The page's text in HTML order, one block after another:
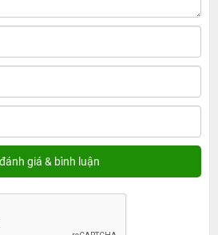
11 46mm LTE - Viền
Thao Size S/M | Chính
trọng, bền bỉ và đầy
Series 11 46mm LTE -
Thể Thao Size S/M | Chính
chính thức từ Apple Việt Nam,
bản LTE (GPS + Cellular), mang